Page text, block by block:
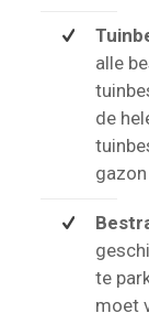
alle
de
te
moet